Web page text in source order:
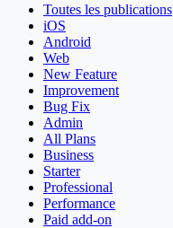
Toutes les publications
iOS
Android
Web
New Feature
Improvement
Bug Fix
Admin
All Plans
Business
Starter
Professional
Performance
Paid add-on